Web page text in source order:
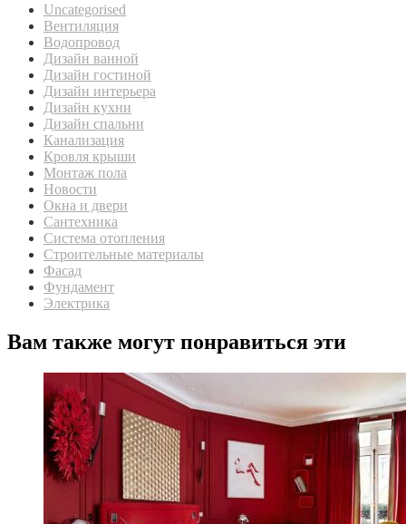
Uncategorised
Вентиляция
Водопровод
Дизайн ванной
Дизайн гостиной
Дизайн интерьера
Дизайн кухни
Дизайн спальни
Канализация
Кровля крыши
Монтаж пола
Новости
Окна и двери
Сантехника
Система отопления
Строительные материалы
Фасад
Фундамент
Электрика
Вам также могут понравиться эти